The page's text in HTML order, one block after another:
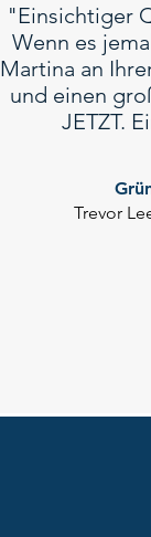
"Einsichtiger
Wenn es
Martina an
und einen
JETZT.
Trevor